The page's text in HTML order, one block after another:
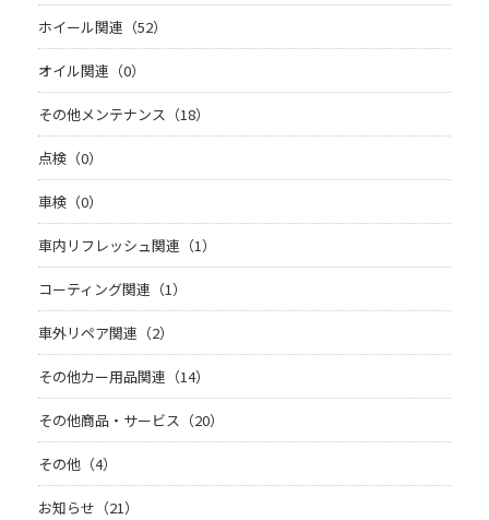
ホイール関連（52）
オイル関連（0）
その他メンテナンス（18）
点検（0）
車検（0）
車内リフレッシュ関連（1）
コーティング関連（1）
車外リペア関連（2）
その他カー用品関連（14）
その他商品・サービス（20）
その他（4）
お知らせ（21）